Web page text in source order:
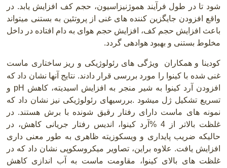
شود تا در طول فرآیند هموژنیزاسیون، حجم کف افزایش یابد. در
واقع افزودن جایگزین کننده های غنی از پروتئین به بستنی میتواند
باعث افزایش حجم کف، افزایش حجم هوای به دام افتاده در داخل
مخلوط بستنی و بهبود هوادهی گردد.
کودینا و همکاران
ویژگی های رئولوژیکی و ریز ساختاری ماست
غنی شده با کینوا را مورد بررسی قرار دادند. نتایج آنها نشان داد که
افزودن آرد کینوا به شیر منجر به افزایش اسیدیته، کاهش pH و
تسریع تشکیل ژل میشود .بررسیهای رئولوژیکی نیز نشان داد که
نمونه های ماست دارای رفتار رقیق شونده با برش هستند. در
غلظت بالاتر از 4 %آرد کینوا، اندیس رفتار جریانی کاهش، در
حالیکه ضریب پایداری و ویسکوزیته ظاهری به طور معنی داری
افزایش یافت. علاوه براین، تصاویر میکروسکوپی نشان داد که در
غلظت های بالای کینوا، مقاومت ماست به آب اندازی کاهش